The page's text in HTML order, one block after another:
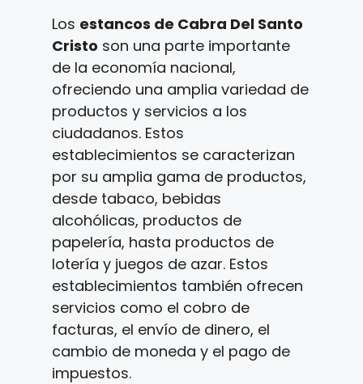
Los estancos de Cabra Del Santo
Cristo son una parte importante
de la economía nacional,
ofreciendo una amplia variedad de
productos y servicios a los
ciudadanos. Estos
establecimientos se caracterizan
por su amplia gama de productos,
desde tabaco, bebidas
alcohólicas, productos de
papelería, hasta productos de
lotería y juegos de azar. Estos
establecimientos también ofrecen
servicios como el cobro de
facturas, el envío de dinero, el
cambio de moneda y el pago de
impuestos.